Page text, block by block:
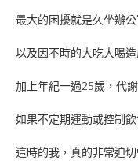
最大的困擾就是久坐辦
以及因不時的大吃大喝
加上年紀一過25歲，代
如果不定期運動或控制
這時的我，真的非常迫